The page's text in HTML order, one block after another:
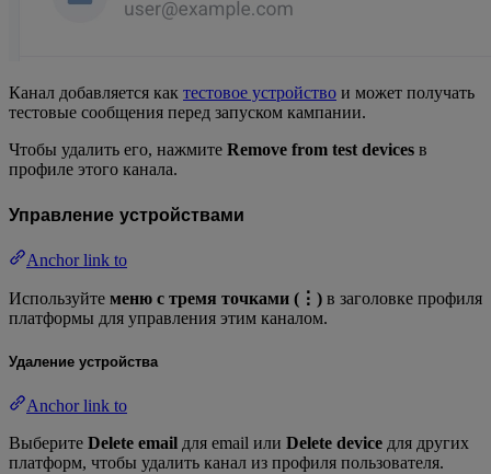
Канал добавляется как тестовое устройство и может получать
тестовые сообщения перед запуском кампании.
Чтобы удалить его, нажмите Remove from test devices в
профиле этого канала.
Управление устройствами
Anchor link to
Используйте меню с тремя точками (⋮) в заголовке профиля
платформы для управления этим каналом.
Удаление устройства
Anchor link to
Выберите Delete email для email или Delete device для других
платформ, чтобы удалить канал из профиля пользователя.